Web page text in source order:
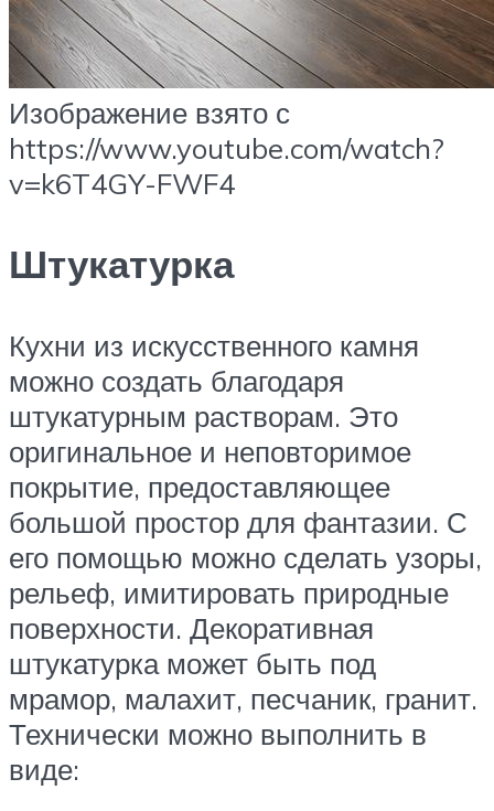
Изображение взято с
https://www.youtube.com/watch?
v=k6T4GY-FWF4
Штукатурка
Кухни из искусственного камня
можно создать благодаря
штукатурным растворам. Это
оригинальное и неповторимое
покрытие, предоставляющее
большой простор для фантазии. С
его помощью можно сделать узоры,
рельеф, имитировать природные
поверхности. Декоративная
штукатурка может быть под
мрамор, малахит, песчаник, гранит.
Технически можно выполнить в
виде: